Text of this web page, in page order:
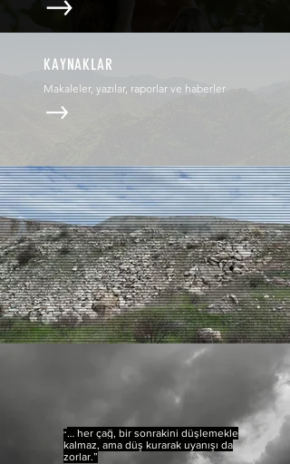
KAYNAKLAR
Makaleler, yazılar, raporlar ve haberler
“… her çağ, bir sonrakini düşlemekle
kalmaz, ama düş kurarak uyanışı da
zorlar.”